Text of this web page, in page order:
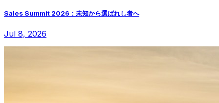
Sales Summit 2026：未知から選ばれし者へ
Jul 8, 2026